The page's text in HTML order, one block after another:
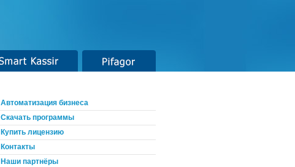
Smart Kassir Pifagor
Автоматизация бизнеса
Скачать программы
Купить лицензию
Контакты
Наши партнёры